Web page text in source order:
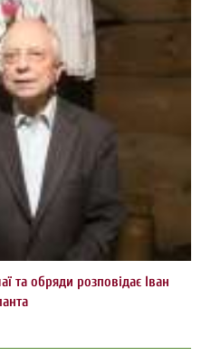
та обряди розповідає Іван